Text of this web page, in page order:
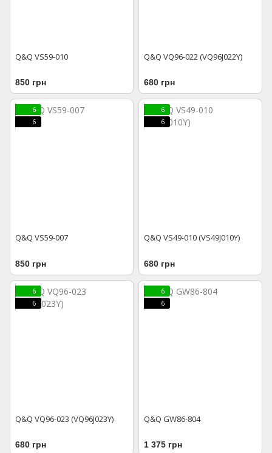
Q&Q VS59-010
850 грн
Q&Q VQ96-022 (VQ96J022Y)
680 грн
6
6
Q&Q VS59-007
850 грн
6
6
Q&Q VS49-010 (VS49J010Y)
680 грн
6
6
Q&Q VQ96-023 (VQ96J023Y)
680 грн
6
6
Q&Q GW86-804
1 375 грн